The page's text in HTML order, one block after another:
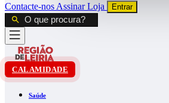
Contacte-nos AssinarLoja Entrar
CALAMIDADE
Saúde